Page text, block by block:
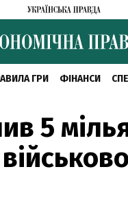
ГРИ ФІНАНСИ
5